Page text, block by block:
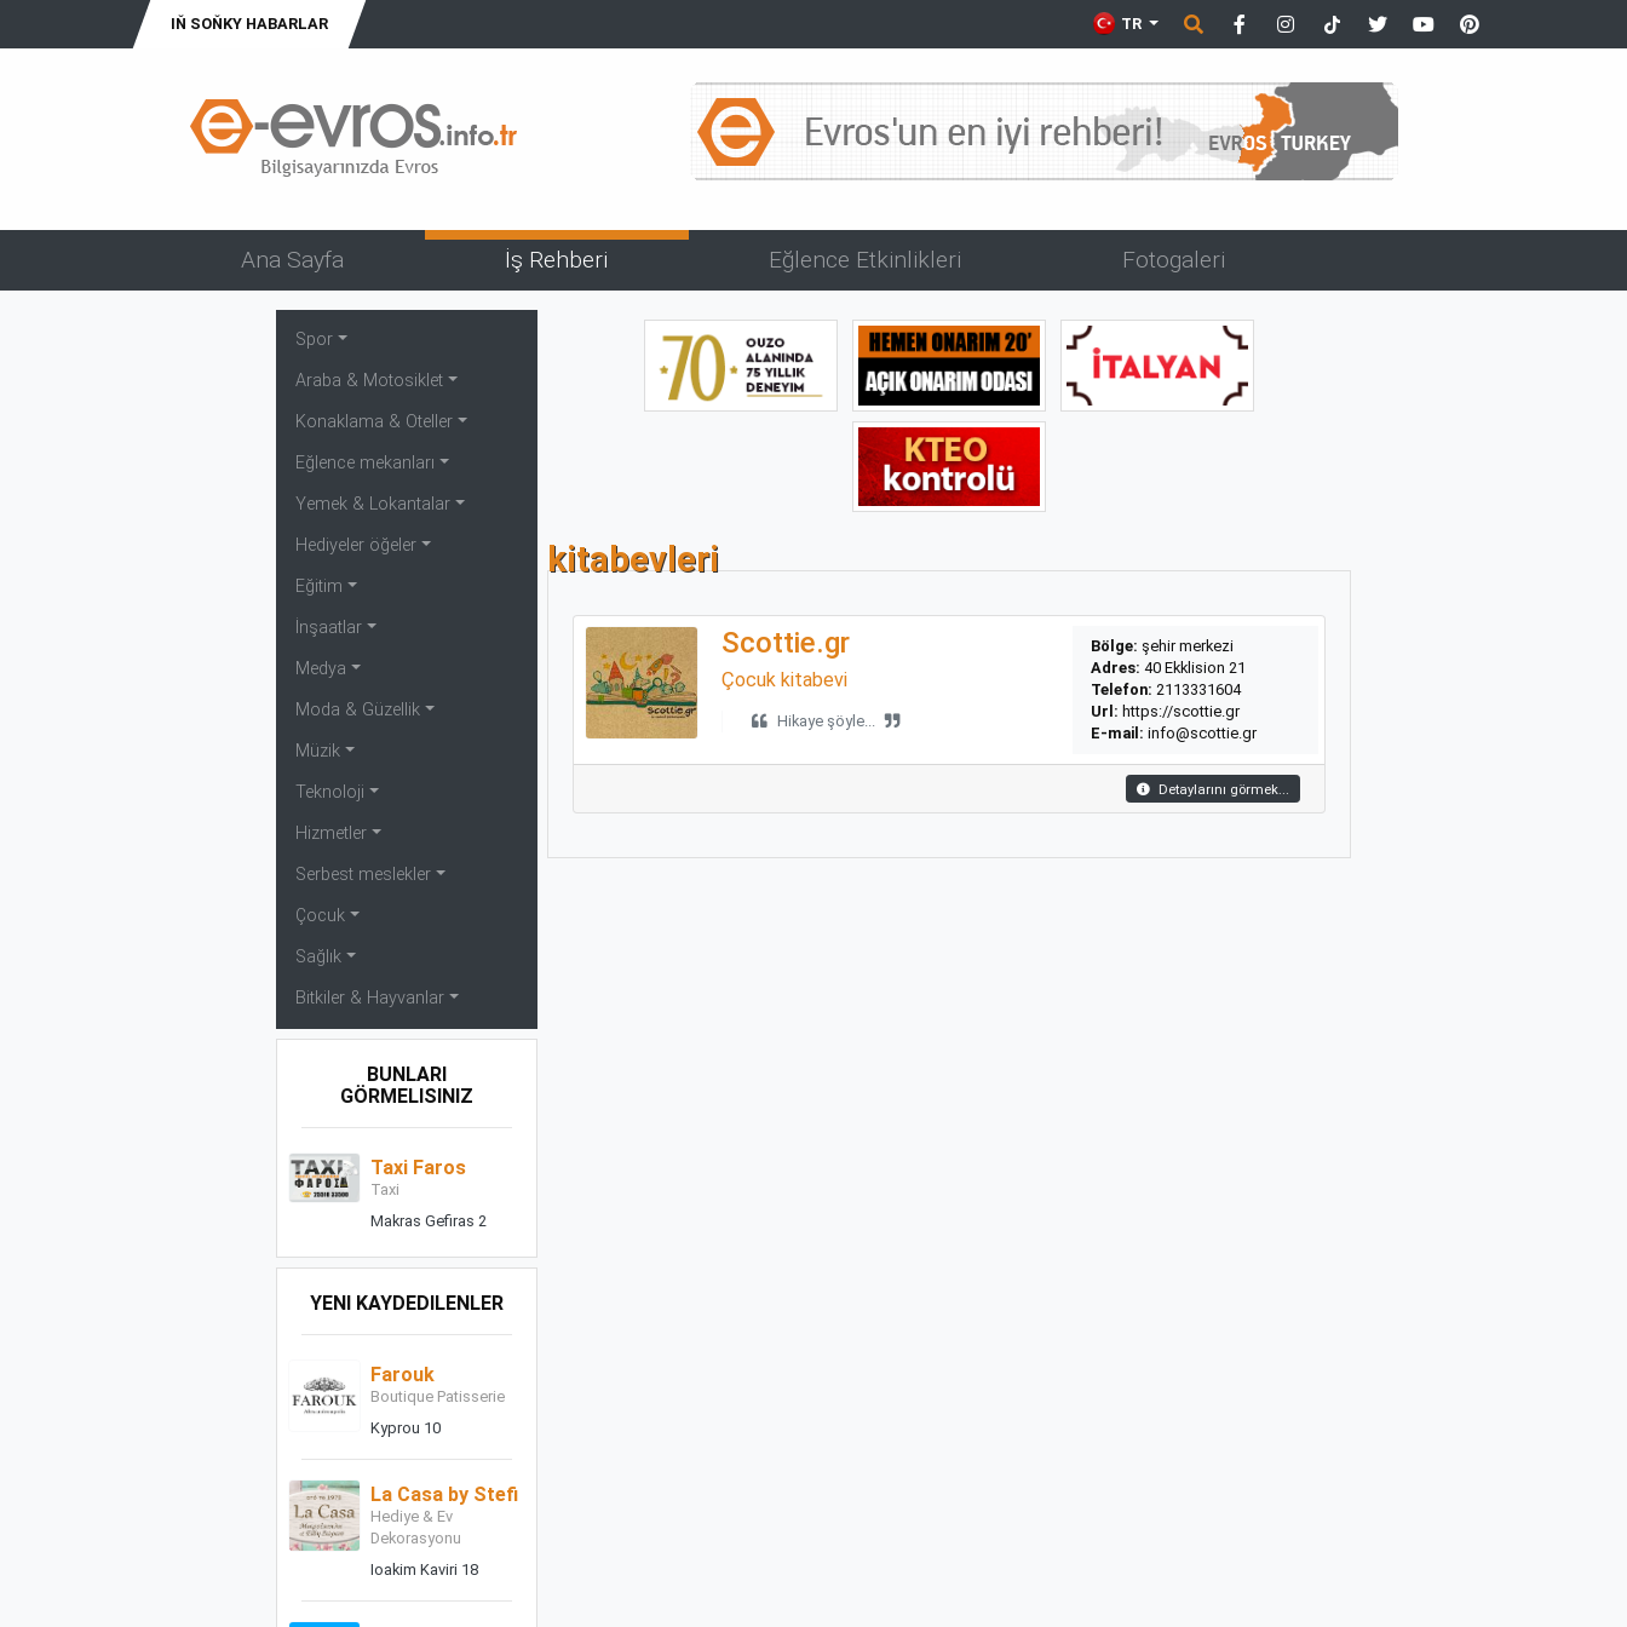
IŇ SOŇKY HABARLAR TR
Ana Sayfa İş Rehberi Εğlence Etkinlikleri Fotogaleri
Spor
Araba & Motosiklet
Konaklama & Oteller
Eğlence mekanları
Yemek & Lokantalar
Hediyeler öğeler
Εğitim
İnşaatlar
Medya
Moda & Güzellik
Müzik
Teknoloji
Hizmetler
Serbest meslekler
Çocuk
Sağlık
Bitkiler & Hayvanlar
BUNLARI
GÖRMELISINIZ
Taxi Faros
Taxi
Makras Gefiras 2
YENI KAYDEDILENLER
Farouk
Boutique Patisserie
Kyprou 10
La Casa by Stefi
Hediye & Ev
Dekorasyonu
Ioakim Kaviri 18
kitabevleri
Scottie.gr
Çocuk kitabevi
Hikaye şöyle...
Bölge: şehir merkezi
Adres: 40 Ekklision 21
Telefon: 2113331604
Url: https://scottie.gr
E-mail: info@scottie.gr
Detaylarını görmek...